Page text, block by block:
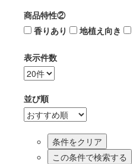
商品特性②
香りあり
地植え向き
表示件数
並び順
この条件で検索する